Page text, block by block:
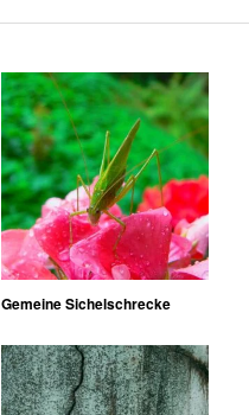
Gemeine Sichelschrecke